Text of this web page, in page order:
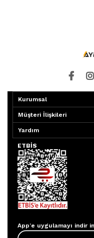
Kurumsal
Müşteri İlişkileri
Yardım
ETBİS
App’e uygulamayı indir